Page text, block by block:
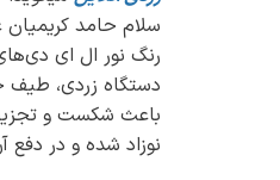
سلام حامد کریمیان
رنگ نور ال ای
دستگاه زردی،
باعث شکست و
نوزاد شده و در دفع